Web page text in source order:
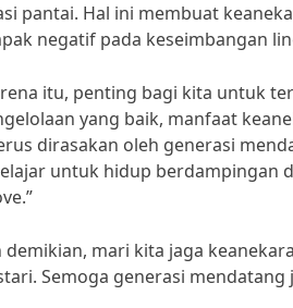
pantai. Hal ini membuat
negatif pada keseimbangan
itu, penting bagi kita untuk
yang baik, manfaat
dirasakan oleh generasi
untuk hidup berdampingan
demikian, mari kita jaga
Semoga generasi